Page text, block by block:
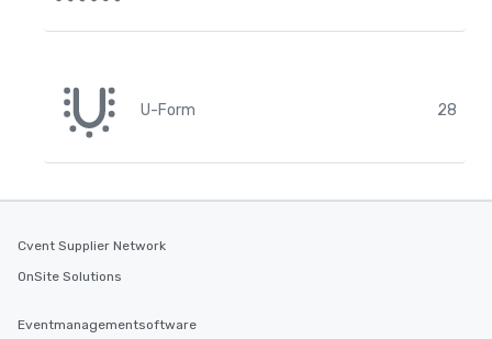
U-Form 28
Cvent Supplier Network
OnSite Solutions
Eventmanagementsoftware